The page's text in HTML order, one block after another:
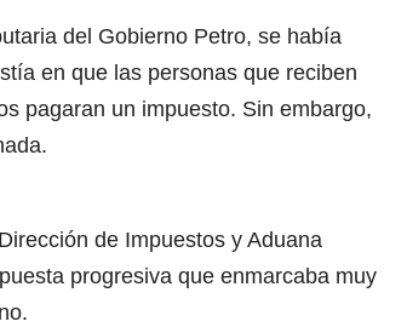
del Gobierno Petro, se había
en que las personas que reciben
pagaran un impuesto. Sin embargo,
de Impuestos y Aduana
progresiva que enmarcaba muy